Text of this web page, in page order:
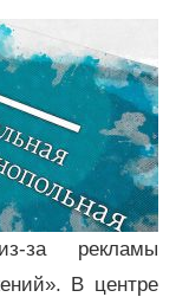
за рекламы
В центре